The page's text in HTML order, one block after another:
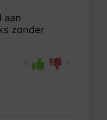
aan
zonder
0 0